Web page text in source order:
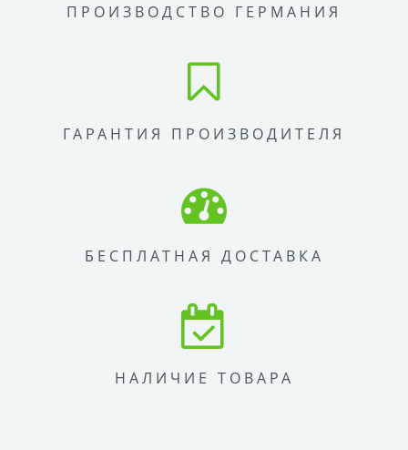
ПРОИЗВОДСТВО ГЕРМАНИЯ
ГАРАНТИЯ ПРОИЗВОДИТЕЛЯ
БЕСПЛАТНАЯ ДОСТАВКА
НАЛИЧИЕ ТОВАРА